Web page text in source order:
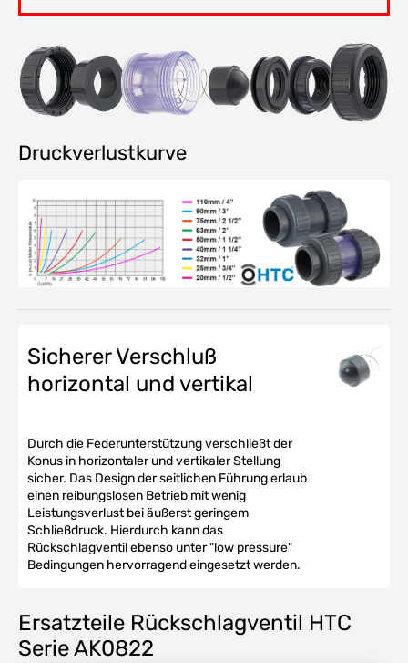
Druckverlustkurve
Sicherer Verschluß
horizontal und vertikal
Durch die Federunterstützung verschließt der
Konus in horizontaler und vertikaler Stellung
sicher. Das Design der seitlichen Führung erlaub
einen reibungslosen Betrieb mit wenig
Leistungsverlust bei äußerst geringem
Schließdruck. Hierdurch kann das
Rückschlagventil ebenso unter "low pressure"
Bedingungen hervorragend eingesetzt werden.
Ersatzteile Rückschlagventil HTC
Serie AK0822